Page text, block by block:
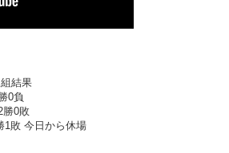
結果
0負
0敗
1敗 今日から休場